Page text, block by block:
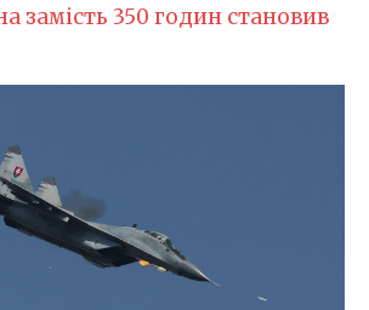
замість 350 годин становив